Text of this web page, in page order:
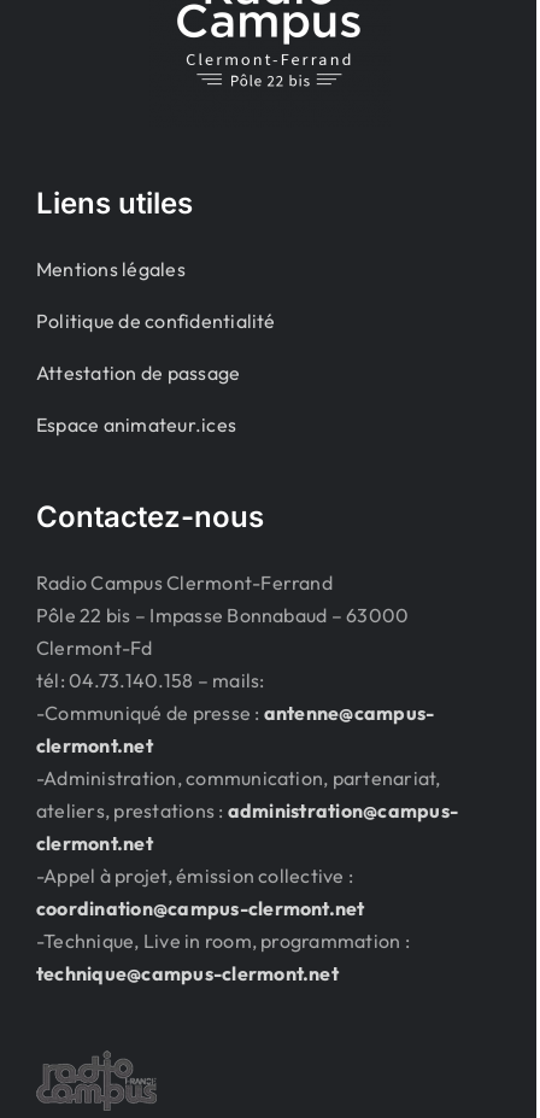
Liens utiles
Mentions légales
Politique de confidentialité
Attestation de passage
Espace animateur.ices
Contactez-nous
Radio Campus Clermont-Ferrand
Pôle 22 bis – Impasse Bonnabaud – 63000
Clermont-Fd
tél: 04.73.140.158 – mails:
-Communiqué de presse : antenne@campus-
clermont.net
-Administration, communication, partenariat,
ateliers, prestations : administration@campus-
clermont.net
-Appel à projet, émission collective :
coordination@campus-clermont.net
-Technique, Live in room, programmation :
technique@campus-clermont.net